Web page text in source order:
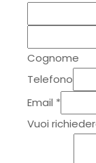
Cognome
Telefono
Email *
Vuoi